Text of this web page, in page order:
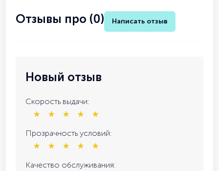
Отзывы про (0) Написать отзыв
Новый отзыв
Скорость выдачи:
Прозрачность условий:
Качество обслуживания: